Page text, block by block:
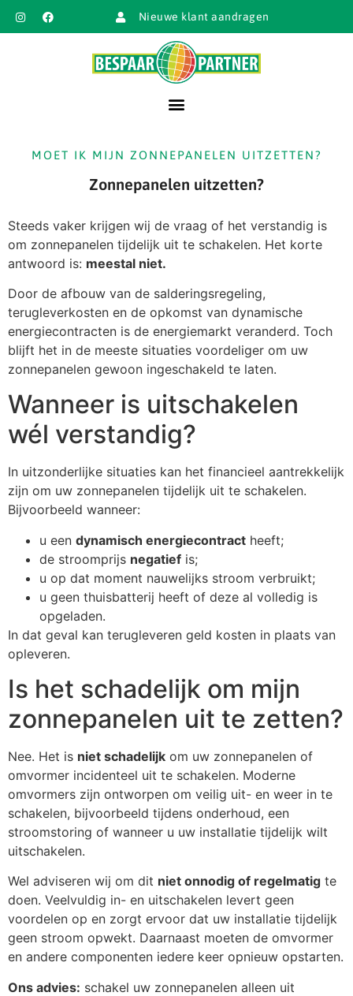
Nieuwe klant aandragen
MOET IK MIJN ZONNEPANELEN UITZETTEN?
Zonnepanelen uitzetten?
Steeds vaker krijgen wij de vraag of het verstandig is
om zonnepanelen tijdelijk uit te schakelen. Het korte
antwoord is: meestal niet.
Door de afbouw van de salderingsregeling,
terugleverkosten en de opkomst van dynamische
energiecontracten is de energiemarkt veranderd. Toch
blijft het in de meeste situaties voordeliger om uw
zonnepanelen gewoon ingeschakeld te laten.
Wanneer is uitschakelen
wél verstandig?
In uitzonderlijke situaties kan het financieel aantrekkelijk
zijn om uw zonnepanelen tijdelijk uit te schakelen.
Bijvoorbeeld wanneer:
u een dynamisch energiecontract heeft;
de stroomprijs negatief is;
u op dat moment nauwelijks stroom verbruikt;
u geen thuisbatterij heeft of deze al volledig is
opgeladen.
In dat geval kan terugleveren geld kosten in plaats van
opleveren.
Is het schadelijk om mijn
zonnepanelen uit te zetten?
Nee. Het is niet schadelijk om uw zonnepanelen of
omvormer incidenteel uit te schakelen. Moderne
omvormers zijn ontworpen om veilig uit- en weer in te
schakelen, bijvoorbeeld tijdens onderhoud, een
stroomstoring of wanneer u uw installatie tijdelijk wilt
uitschakelen.
Wel adviseren wij om dit niet onnodig of regelmatig te
doen. Veelvuldig in- en uitschakelen levert geen
voordelen op en zorgt ervoor dat uw installatie tijdelijk
geen stroom opwekt. Daarnaast moeten de omvormer
en andere componenten iedere keer opnieuw opstarten.
Ons advies: schakel uw zonnepanelen alleen uit